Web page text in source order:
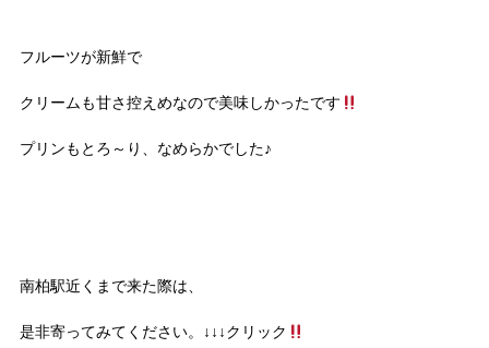
フルーツが新鮮で
クリームも甘さ控えめなので美味しかったです
プリンもとろ～り、なめらかでした♪
南柏駅近くまで来た際は、
是非寄ってみてください。↓↓↓クリック